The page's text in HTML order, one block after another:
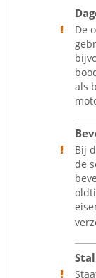
De
als
Bij
de